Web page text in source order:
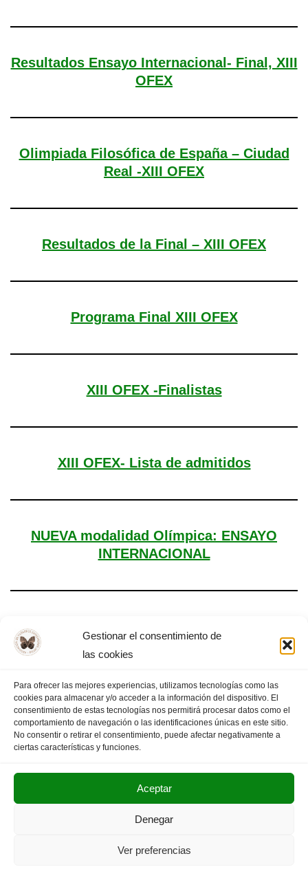
Gestionar el consentimiento de
las cookies
Para ofrecer las mejores experiencias, utilizamos tecnologías como las
cookies para almacenar y/o acceder a la información del dispositivo. El
consentimiento de estas tecnologías nos permitirá procesar datos como el
comportamiento de navegación o las identificaciones únicas en este sitio.
No consentir o retirar el consentimiento, puede afectar negativamente a
ciertas características y funciones.
Aceptar
Denegar
Ver preferencias
Resultados Ensayo Internacional- Final, XIII
OFEX
Olimpiada Filosófica de España – Ciudad
Real -XIII OFEX
Resultados de la Final – XIII OFEX
Programa Final XIII OFEX
XIII OFEX -Finalistas
XIII OFEX- Lista de admitidos
NUEVA modalidad Olímpica: ENSAYO
INTERNACIONAL
Día Mundial de la Filosofía – Almendralejo,
2025
1 2 3 … 13 PÁGINA SIGUIENTE
POLITICA DE PRIVACIDAD
AVISO LEGAL